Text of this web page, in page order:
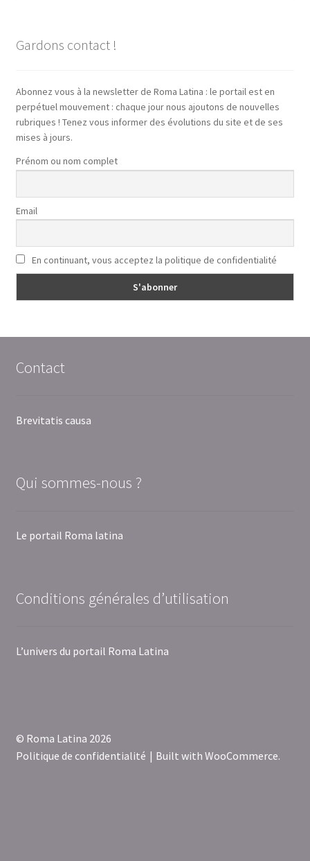
Gardons contact !
Abonnez vous à la newsletter de Roma Latina : le portail est en
perpétuel mouvement : chaque jour nous ajoutons de nouvelles
rubriques ! Tenez vous informer des évolutions du site et de ses
mises à jours.
Prénom ou nom complet
Email
En continuant, vous acceptez la politique de confidentialité
Contact
Brevitatis causa
Qui sommes-nous ?
Le portail Roma latina
Conditions générales d’utilisation
L’univers du portail Roma Latina
© Roma Latina 2026
Politique de confidentialité
Built with WooCommerce.